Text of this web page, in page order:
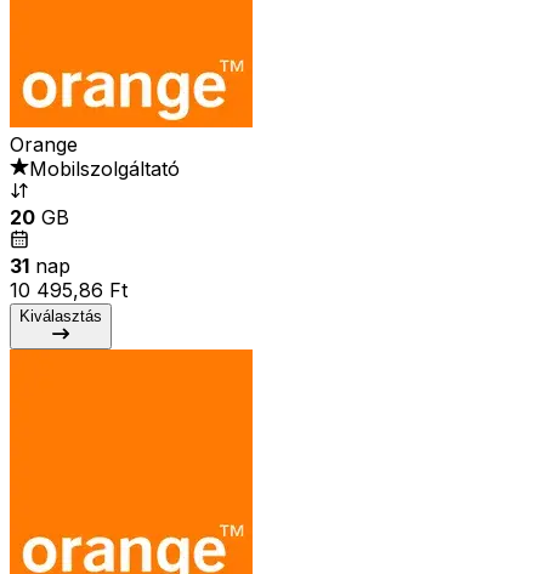
Orange
Mobilszolgáltató
20 GB
31 nap
10 495,86 Ft
Kiválasztás